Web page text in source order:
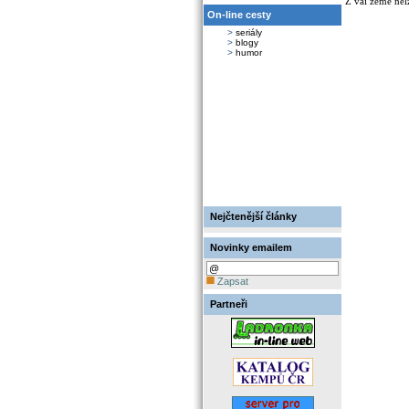
On-line cesty
> seriály
> blogy
> humor
Nejčtenější články
Novinky emailem
Zapsat
Partneři